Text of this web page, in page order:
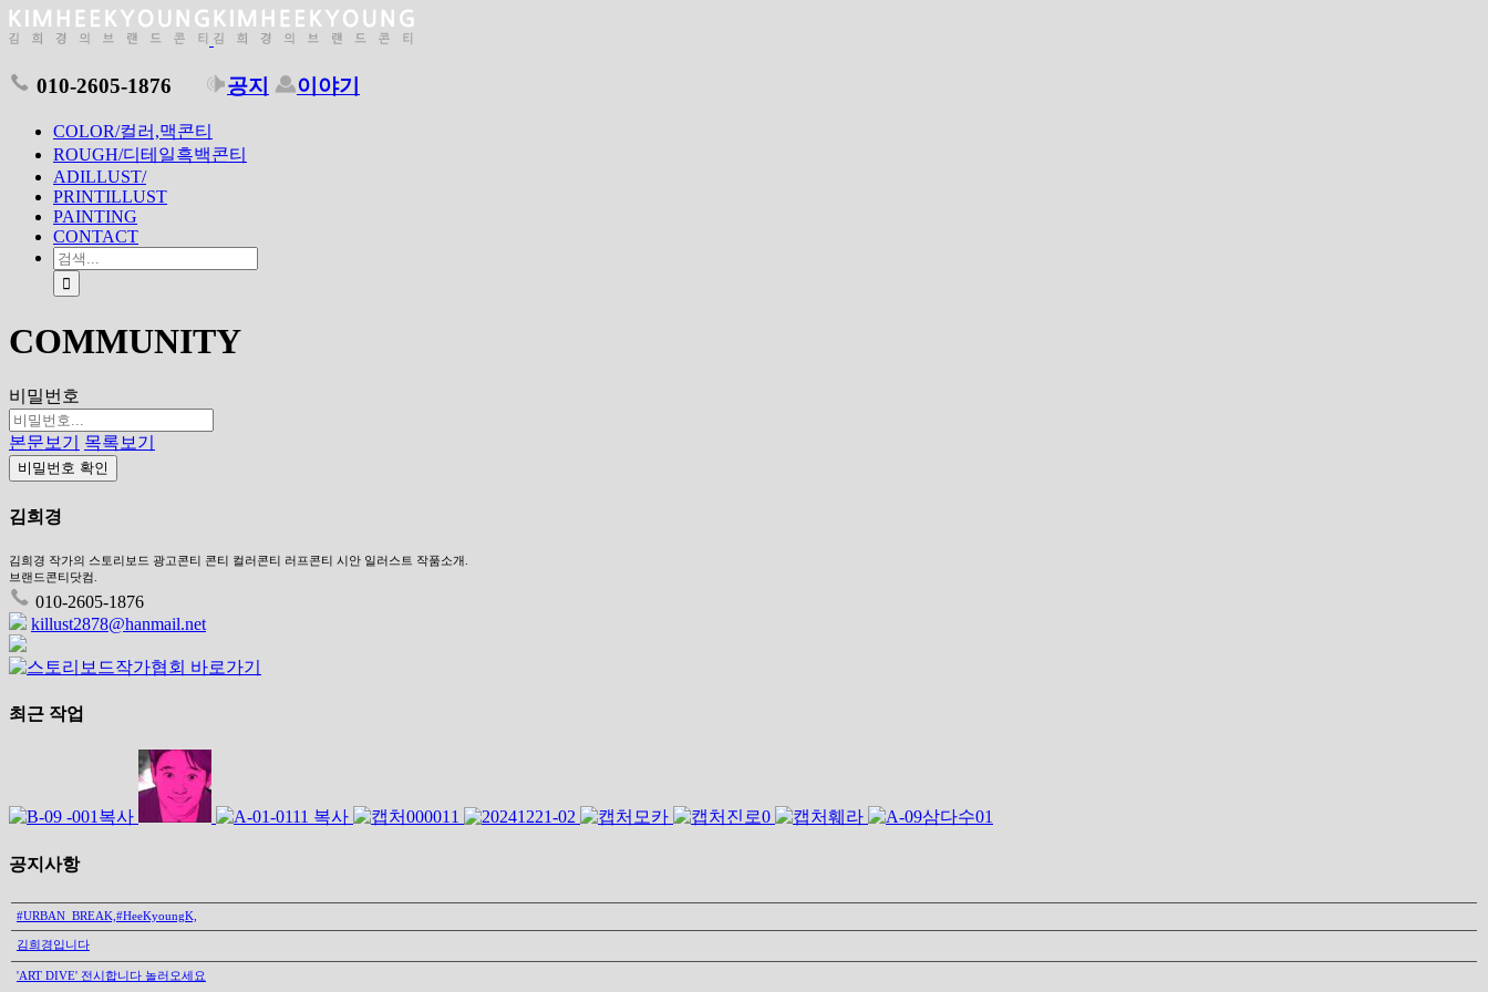
010-2605-1876 공지 이야기
COLOR/컬러,맥콘티
ROUGH/디테일흑백콘티
ADILLUST/
PRINTILLUST
PAINTING
CONTACT
COMMUNITY
비밀번호
본문보기 목록보기
비밀번호 확인
김희경
김희경 작가의 스토리보드 광고콘티 콘티 컬러콘티 러프콘티 시안 일러스트 작품소개.
브랜드콘티닷컴.
010-2605-1876
killust2878@hanmail.net
최근 작업
공지사항
#URBAN_BREAK,#HeeKyoungK,
김희경입니다
'ART DIVE' 전시합니다 놀러오세요